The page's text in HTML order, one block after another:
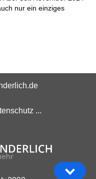
nur ein einziges
...